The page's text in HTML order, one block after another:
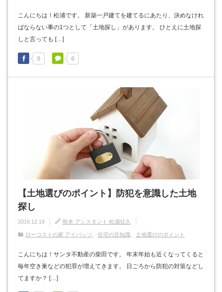
こんにちは！松浦です。 新築一戸建てを建てるにあたり、決めなけれ
ばならない事の1つとして「土地探し」があります。 ひとえに土地探
しと言っても […]
0 0
【土地選びのポイント】防犯を意識した土地
探し
2016.12.19 熊本 アシスタント 松浦征久
ローコストの家 アイパッソ 住宅の豆知識 土地選びのポイント
こんにちは！サンタ不動産の柴田です。 年末年始も近くなってくると
毎年空き巣などの犯罪が増えてきます。 日ごろから防犯の対策などし
てますか？ […]